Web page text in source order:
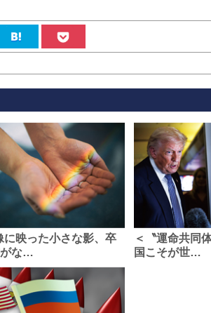
に映った小さな影、卒
な…
＜〝運命共同
国こそが世…